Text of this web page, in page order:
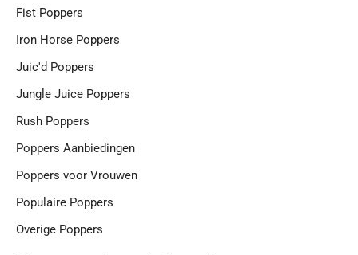
Fist Poppers
Iron Horse Poppers
Juic'd Poppers
Jungle Juice Poppers
Rush Poppers
Poppers Aanbiedingen
Poppers voor Vrouwen
Populaire Poppers
Overige Poppers